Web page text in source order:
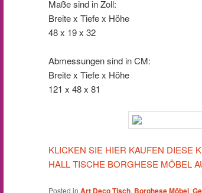
Maße sind in Zoll:
Breite x Tiefe x Höhe
48 x 19 x 32
Abmessungen sind in CM:
Breite x Tiefe x Höhe
121 x 48 x 81
KLICKEN SIE HIER KAUFEN DIESE
HALL TISCHE BORGHESE MÖBEL
Posted in Art Deco Tisch, Borghese Möbel,